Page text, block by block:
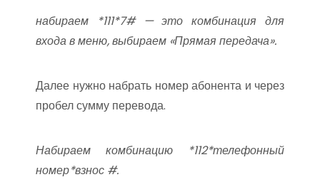
набираем *111*7# — это комбинация для
входа в меню, выбираем «Прямая передача».
Далее нужно набрать номер абонента и через
пробел сумму перевода.
Набираем комбинацию *112*телефонный
номер*взнос #.